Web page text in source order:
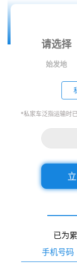
始发地
*私家车泛指运输时
已为
手机号码